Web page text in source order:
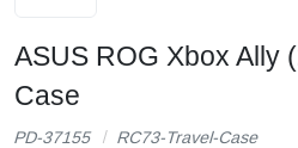
ASUS ROG Xbox Ally
Case
PD-37155 RC73-Travel-Case